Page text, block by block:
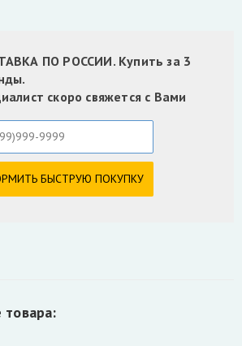
ПО РОССИИ. Купить за 3
скоро свяжется с Вами
товара: